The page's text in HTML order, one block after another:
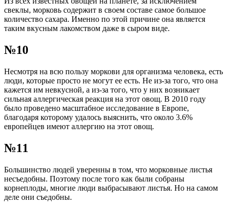
свеклы, морковь содержит в своем составе самое большое
количество сахара. Именно по этой причине она является
таким вкусным лакомством даже в сыром виде.
№10
Несмотря на всю пользу моркови для организма человека, есть
люди, которые просто не могут ее есть. Не из-за того, что она
кажется им невкусной, а из-за того, что у них возникает
сильная аллергическая реакция на этот овощ. В 2010 году
было проведено масштабное исследование в Европе,
благодаря которому удалось выяснить, что около 3.6%
европейцев имеют аллергию на этот овощ.
№11
Большинство людей уверенны в том, что морковные листья
несъедобны. Поэтому после того как были собраны
корнеплоды, многие люди выбрасывают листья. Но на самом
деле они съедобны.